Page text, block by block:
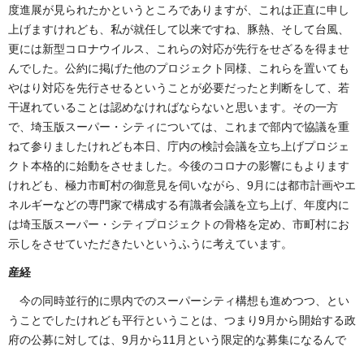
度進展が見られたかというところでありますが、これは正直に申し
上げますけれども、私が就任して以来ですね、豚熱、そして台風、
更には新型コロナウイルス、これらの対応が先行をせざるを得ませ
んでした。公約に掲げた他のプロジェクト同様、これらを置いても
やはり対応を先行させるということが必要だったと判断をして、若
干遅れていることは認めなければならないと思います。その一方
で、埼玉版スーパー・シティについては、これまで部内で協議を重
ねて参りましたけれども本日、庁内の検討会議を立ち上げプロジェ
クト本格的に始動をさせました。今後のコロナの影響にもよります
けれども、極力市町村の御意見を伺いながら、9月には都市計画やエ
ネルギーなどの専門家で構成する有識者会議を立ち上げ、年度内に
は埼玉版スーパー・シティプロジェクトの骨格を定め、市町村にお
示しをさせていただきたいというふうに考えています。
産経
今の同時並行的に県内でのスーパーシティ構想も進めつつ、とい
うことでしたけれども平行ということは、つまり9月から開始する政
府の公募に対しては、9月から11月という限定的な募集になるんで